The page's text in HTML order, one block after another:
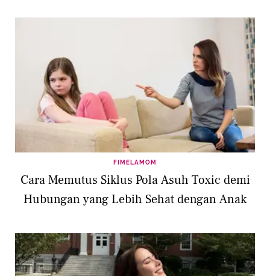
FIMELAMOM
Cara Memutus Siklus Pola Asuh Toxic demi
Hubungan yang Lebih Sehat dengan Anak